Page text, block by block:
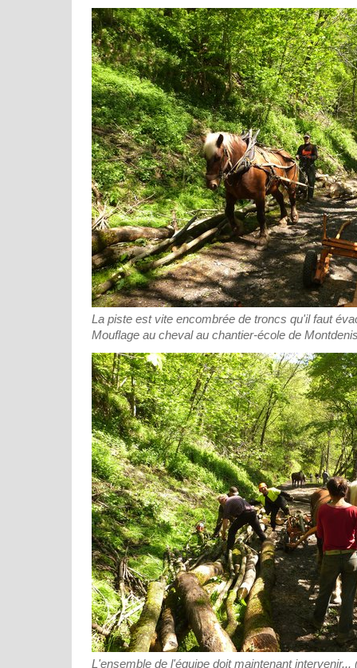
La piste est vite encombrée de troncs qu'il faut
Mouflage au cheval au chantier-école de
L'ensemble de l'équipe doit maintenant